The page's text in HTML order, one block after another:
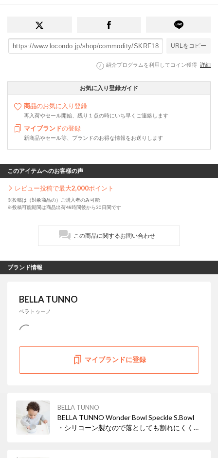
URLをコピー
紹介プログラムを利用してコイン獲得 詳細
お気に入り登録ガイド
商品のお気に入り登録
再入荷やセール開始、残り１点の時にいち早くご連絡します
マイブランドの登録
新商品やセール等、ブランドのお得な情報をお送りします
このアイテムへのお客様の声
レビュー投稿で最大2,000ポイント
※投稿は（対象商品の）ご購入者のみ可能
※投稿可能期間は商品出荷48時間後から30日間です
この商品に関するお問い合わせ
ブランド情報
BELLA TUNNO
ベラトゥーノ
マイブランドに登録
BELLA TUNNO
BELLA TUNNO Wonder Bowl Speckle S.Bowl
・シリコーン製なので落としても割れにくく、